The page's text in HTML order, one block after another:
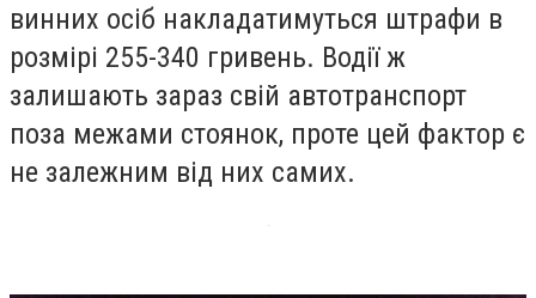
винних осіб накладатимуться штрафи в
розмірі 255-340 гривень. Водії ж
залишають зараз свій автотранспорт
поза межами стоянок, проте цей фактор є
не залежним від них самих.